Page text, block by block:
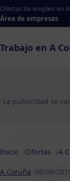
Ofertas de empleo en
Área de empresas
Trabajo en A
La publicidad se
Inicio Ofertas A
A Coruña 06/09/